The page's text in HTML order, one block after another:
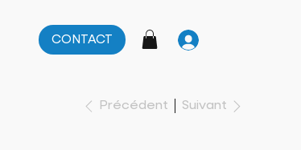
CONTACT
Précédent Suivant